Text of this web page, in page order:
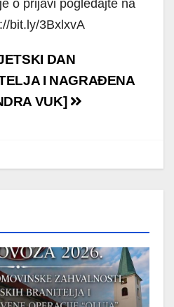
o prijavi pogledajte na
bit.ly/3BxlxvA
DAN
I NAGRAĐENA
VUK]